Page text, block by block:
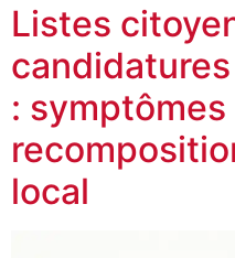
Listes
: symptômes
local